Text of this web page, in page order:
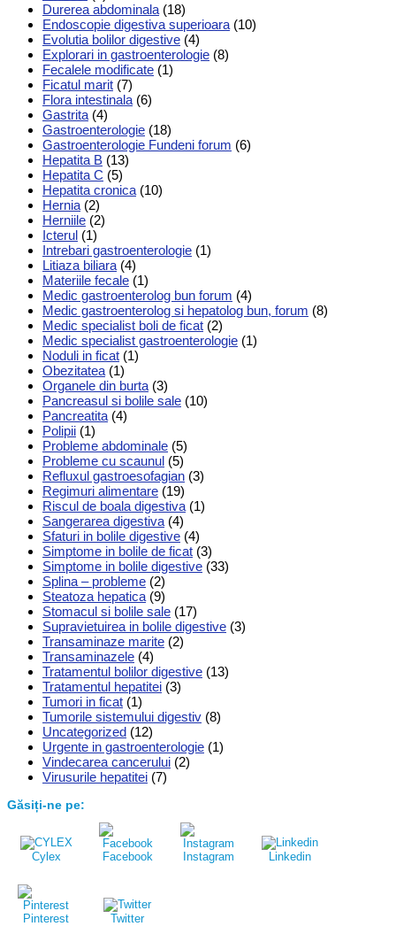
Durerea abdominala (18)
Endoscopie digestiva superioara (10)
Evolutia bolilor digestive (4)
Explorari in gastroenterologie (8)
Fecalele modificate (1)
Ficatul marit (7)
Flora intestinala (6)
Gastrita (4)
Gastroenterologie (18)
Gastroenterologie Fundeni forum (6)
Hepatita B (13)
Hepatita C (5)
Hepatita cronica (10)
Hernia (2)
Herniile (2)
Icterul (1)
Intrebari gastroenterologie (1)
Litiaza biliara (4)
Materiile fecale (1)
Medic gastroenterolog bun forum (4)
Medic gastroenterolog si hepatolog bun, forum (8)
Medic specialist boli de ficat (2)
Medic specialist gastroenterologie (1)
Noduli in ficat (1)
Obezitatea (1)
Organele din burta (3)
Pancreasul si bolile sale (10)
Pancreatita (4)
Polipii (1)
Probleme abdominale (5)
Probleme cu scaunul (5)
Refluxul gastroesofagian (3)
Regimuri alimentare (19)
Riscul de boala digestiva (1)
Sangerarea digestiva (4)
Sfaturi in bolile digestive (4)
Simptome in bolile de ficat (3)
Simptome in bolile digestive (33)
Splina – probleme (2)
Steatoza hepatica (9)
Stomacul si bolile sale (17)
Supravietuirea in bolile digestive (3)
Transaminaze marite (2)
Transaminazele (4)
Tratamentul bolilor digestive (13)
Tratamentul hepatitei (3)
Tumori in ficat (1)
Tumorile sistemului digestiv (8)
Uncategorized (12)
Urgente in gastroenterologie (1)
Vindecarea cancerului (2)
Virusurile hepatitei (7)
Găsiți-ne pe:
Cylex Facebook Instagram Linkedin
Pinterest Twitter